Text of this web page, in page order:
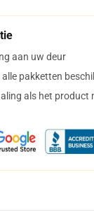
aan uw deur
pakketten
als het product